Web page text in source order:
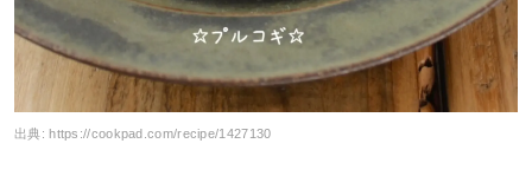
出典: https://cookpad.com/recipe/1427130